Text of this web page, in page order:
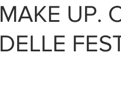
MAKE UP.
DELLE